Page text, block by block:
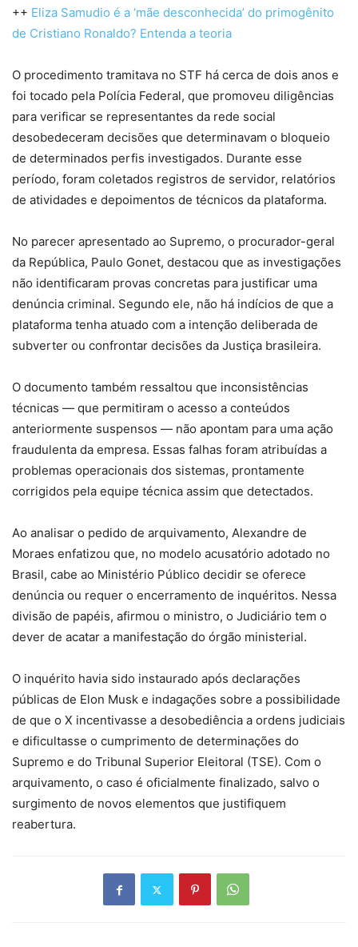
++ Eliza Samudio é a ‘mãe desconhecida’ do primogênito
de Cristiano Ronaldo? Entenda a teoria
O procedimento tramitava no STF há cerca de dois anos e
foi tocado pela Polícia Federal, que promoveu diligências
para verificar se representantes da rede social
desobedeceram decisões que determinavam o bloqueio
de determinados perfis investigados. Durante esse
período, foram coletados registros de servidor, relatórios
de atividades e depoimentos de técnicos da plataforma.
No parecer apresentado ao Supremo, o procurador-geral
da República, Paulo Gonet, destacou que as investigações
não identificaram provas concretas para justificar uma
denúncia criminal. Segundo ele, não há indícios de que a
plataforma tenha atuado com a intenção deliberada de
subverter ou confrontar decisões da Justiça brasileira.
O documento também ressaltou que inconsistências
técnicas — que permitiram o acesso a conteúdos
anteriormente suspensos — não apontam para uma ação
fraudulenta da empresa. Essas falhas foram atribuídas a
problemas operacionais dos sistemas, prontamente
corrigidos pela equipe técnica assim que detectados.
Ao analisar o pedido de arquivamento, Alexandre de
Moraes enfatizou que, no modelo acusatório adotado no
Brasil, cabe ao Ministério Público decidir se oferece
denúncia ou requer o encerramento de inquéritos. Nessa
divisão de papéis, afirmou o ministro, o Judiciário tem o
dever de acatar a manifestação do órgão ministerial.
O inquérito havia sido instaurado após declarações
públicas de Elon Musk e indagações sobre a possibilidade
de que o X incentivasse a desobediência a ordens judiciais
e dificultasse o cumprimento de determinações do
Supremo e do Tribunal Superior Eleitoral (TSE). Com o
arquivamento, o caso é oficialmente finalizado, salvo o
surgimento de novos elementos que justifiquem
reabertura.